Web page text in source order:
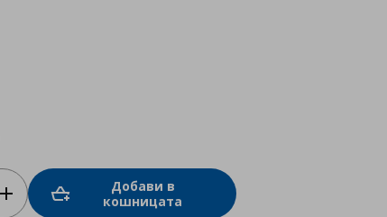
Добави в
кошницата